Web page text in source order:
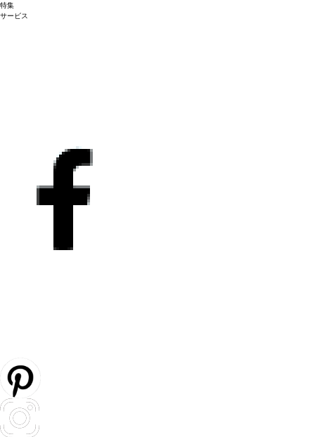
特集
サービス